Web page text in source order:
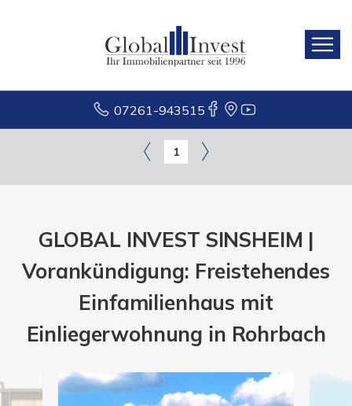
07261-943515
1
GLOBAL INVEST SINSHEIM |
Vorankündigung: Freistehendes
Einfamilienhaus mit
Einliegerwohnung in Rohrbach